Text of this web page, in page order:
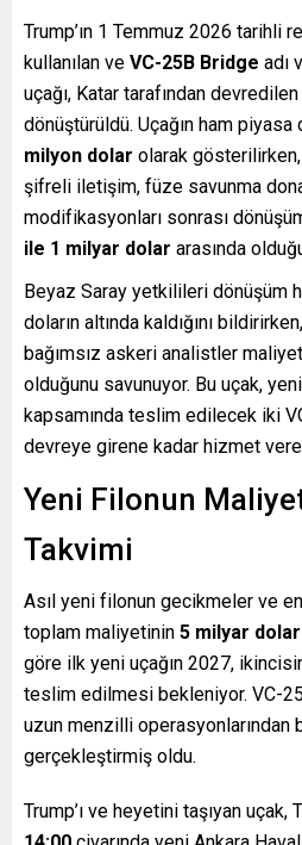
Trump’ın 1 Temmuz 2026 tarihli
kullanılan ve VC-25B Bridge adı
uçağı, Katar tarafından
dönüştürüldü. Uçağın ham piyasa
milyon dolar olarak
şifreli iletişim, füze savunma
modifikasyonları sonrası
ile 1 milyar dolar arasında
Beyaz Saray yetkilileri dönüşüm
doların altında kaldığını
bağımsız askeri analistler
olduğunu savunuyor. Bu uçak,
kapsamında teslim edilecek iki
devreye girene kadar hizmet
Yeni Filonun
Takvimi
Asıl yeni filonun gecikmeler ve
toplam maliyetinin 5 milyar
göre ilk yeni uçağın 2027,
teslim edilmesi bekleniyor. VC-
uzun menzilli operasyonlarından
gerçekleştirmiş oldu.
Trump’ı ve heyetini taşıyan